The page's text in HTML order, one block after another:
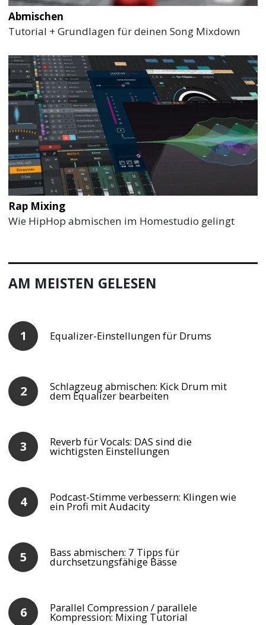
Abmischen
Tutorial + Grundlagen für deinen Song Mixdown
Rap Mixing
Wie HipHop abmischen im Homestudio gelingt
AM MEISTEN GELESEN
Equalizer-Einstellungen für Drums
Schlagzeug abmischen: Kick Drum mit
dem Equalizer bearbeiten
Reverb für Vocals: DAS sind die
wichtigsten Einstellungen
Podcast-Stimme verbessern: Klingen wie
ein Profi mit Audacity
Bass abmischen: 7 Tipps für
durchsetzungsfähige Bässe
Parallel Compression / parallele
Kompression: Mixing Tutorial